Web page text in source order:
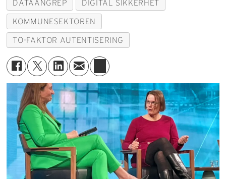
DATAANGREP DIGITAL SIKKERHET
KOMMUNESEKTOREN
TO-FAKTOR AUTENTISERING